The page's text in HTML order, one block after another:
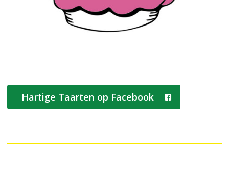
Hartige Taarten op Facebook